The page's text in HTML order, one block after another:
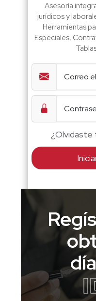
Asesoría
jurídicos y
Herramientas
Especiales,
¿Olvidaste